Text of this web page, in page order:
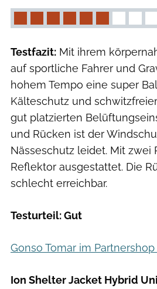
Testfazit: Mit ihrem
auf sportliche Fahrer und
hohem Tempo eine super
Kälteschutz und
gut platzierten
und Rücken ist der
Nässeschutz leidet. Mit zwei
Reflektor ausgestattet. Die
schlecht erreichbar.
Testurteil: Gut
Gonso Tomar im
Ion Shelter Jacket Hybrid